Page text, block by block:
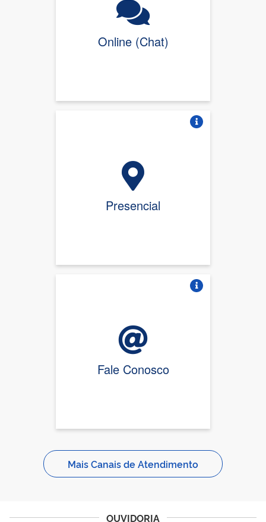
Online (Chat)
Presencial
Fale Conosco
Mais Canais de Atendimento
OUVIDORIA